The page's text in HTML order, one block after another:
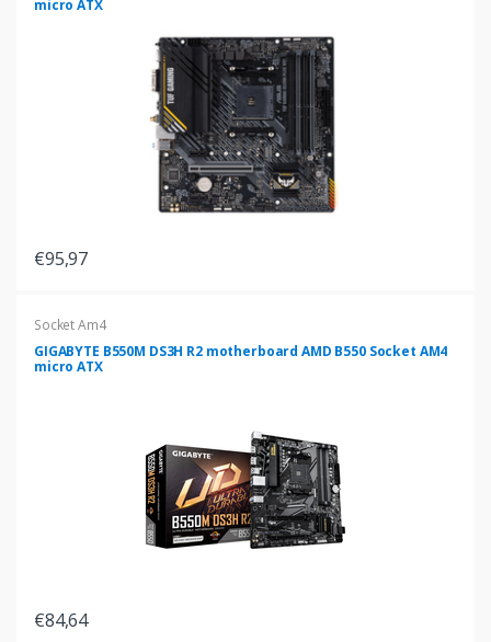
micro ATX
€95,97
Socket Am4
GIGABYTE B550M DS3H R2 motherboard AMD B550 Socket AM4
micro ATX
€84,64